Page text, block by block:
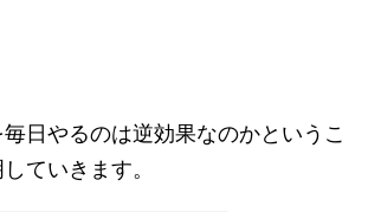
日やるのは逆効果なのかというこ
ていきます。